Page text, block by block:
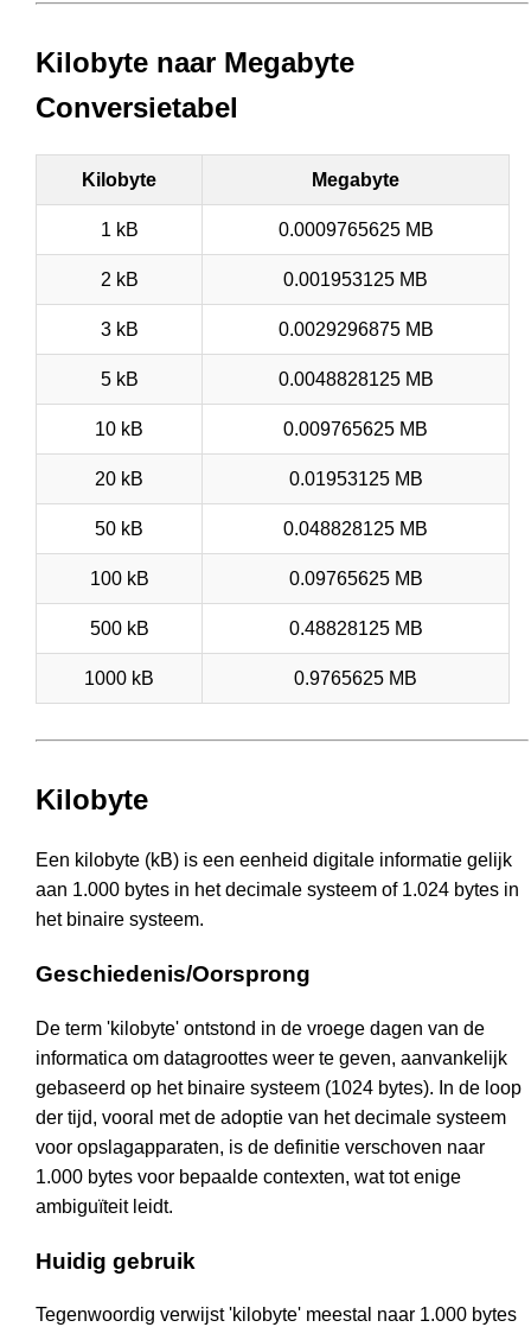
Kilobyte naar Megabyte
Conversietabel
Kilobyte Megabyte
1 kB 0.0009765625 MB
2 kB 0.001953125 MB
3 kB 0.0029296875 MB
5 kB 0.0048828125 MB
10 kB 0.009765625 MB
20 kB 0.01953125 MB
50 kB 0.048828125 MB
100 kB 0.09765625 MB
500 kB 0.48828125 MB
1000 kB 0.9765625 MB
Kilobyte
Een kilobyte (kB) is een eenheid digitale informatie gelijk
aan 1.000 bytes in het decimale systeem of 1.024 bytes in
het binaire systeem.
Geschiedenis/Oorsprong
De term 'kilobyte' ontstond in de vroege dagen van de
informatica om datagroottes weer te geven, aanvankelijk
gebaseerd op het binaire systeem (1024 bytes). In de loop
der tijd, vooral met de adoptie van het decimale systeem
voor opslagapparaten, is de definitie verschoven naar
1.000 bytes voor bepaalde contexten, wat tot enige
ambiguïteit leidt.
Huidig gebruik
Tegenwoordig verwijst 'kilobyte' meestal naar 1.000 bytes